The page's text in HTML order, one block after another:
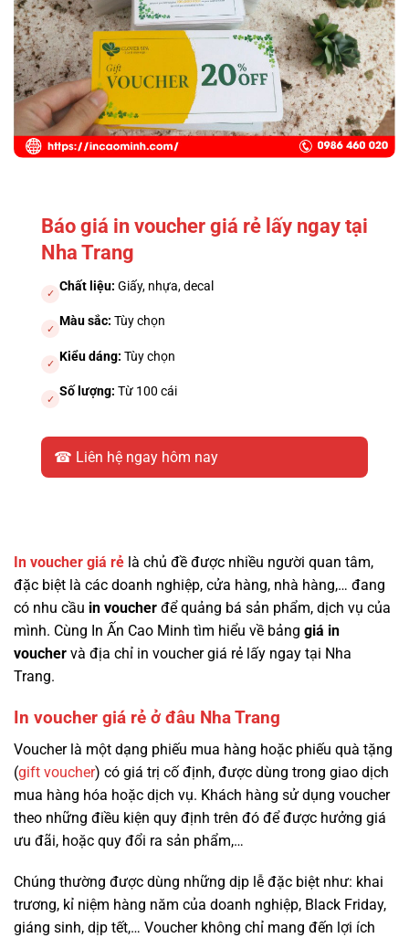
Báo giá in voucher giá rẻ lấy ngay tại
Nha Trang
✓
Chất liệu: Giấy, nhựa, decal
✓
Màu sắc: Tùy chọn
✓
Kiểu dáng: Tùy chọn
✓
Số lượng: Từ 100 cái
☎ Liên hệ ngay hôm nay
In voucher giá rẻ là chủ đề được nhiều người quan tâm,
đặc biệt là các doanh nghiệp, cửa hàng, nhà hàng,… đang
có nhu cầu in voucher để quảng bá sản phẩm, dịch vụ của
mình. Cùng In Ấn Cao Minh tìm hiểu về bảng giá in
voucher và địa chỉ in voucher giá rẻ lấy ngay tại Nha
Trang.
In voucher giá rẻ ở đâu Nha Trang
Voucher là một dạng phiếu mua hàng hoặc phiếu quà tặng
(gift voucher) có giá trị cố định, được dùng trong giao dịch
mua hàng hóa hoặc dịch vụ. Khách hàng sử dụng voucher
theo những điều kiện quy định trên đó để được hưởng giá
ưu đãi, hoặc quy đổi ra sản phẩm,…
Chúng thường được dùng những dịp lễ đặc biệt như: khai
trương, kỉ niệm hàng năm của doanh nghiệp, Black Friday,
giáng sinh, dịp tết,… Voucher không chỉ mang đến lợi ích